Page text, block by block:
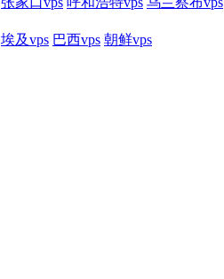
埃及vps 巴西vps 朝鲜vps